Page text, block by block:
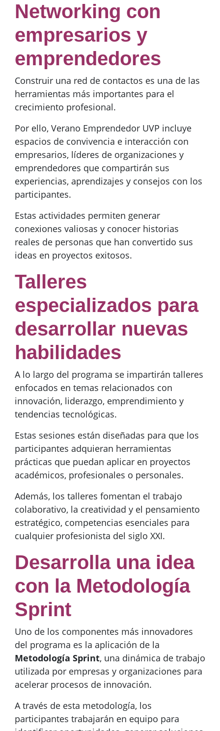
Networking con
empresarios y
emprendedores
Construir una red de contactos es una de las
herramientas más importantes para el
crecimiento profesional.
Por ello, Verano Emprendedor UVP incluye
espacios de convivencia e interacción con
empresarios, líderes de organizaciones y
emprendedores que compartirán sus
experiencias, aprendizajes y consejos con los
participantes.
Estas actividades permiten generar
conexiones valiosas y conocer historias
reales de personas que han convertido sus
ideas en proyectos exitosos.
Talleres
especializados para
desarrollar nuevas
habilidades
A lo largo del programa se impartirán talleres
enfocados en temas relacionados con
innovación, liderazgo, emprendimiento y
tendencias tecnológicas.
Estas sesiones están diseñadas para que los
participantes adquieran herramientas
prácticas que puedan aplicar en proyectos
académicos, profesionales o personales.
Además, los talleres fomentan el trabajo
colaborativo, la creatividad y el pensamiento
estratégico, competencias esenciales para
cualquier profesionista del siglo XXI.
Desarrolla una idea
con la Metodología
Sprint
Uno de los componentes más innovadores
del programa es la aplicación de la
Metodología Sprint, una dinámica de trabajo
utilizada por empresas y organizaciones para
acelerar procesos de innovación.
A través de esta metodología, los
participantes trabajarán en equipo para